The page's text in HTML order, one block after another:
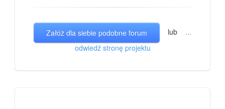
Załóż dla siebie podobne forum lub ...
odwiedź stronę projektu